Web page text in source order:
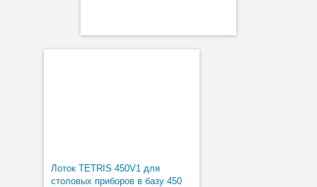
Лоток TETRIS 450V1 для
столовых приборов в базу 450